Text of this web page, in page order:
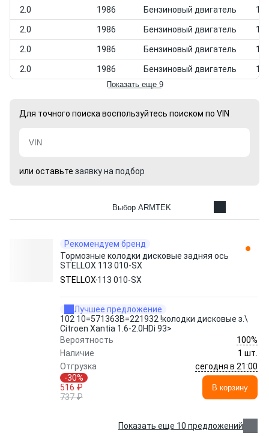
2.0 1986 Бензиновый двигатель
2.0 1986 Бензиновый двигатель
2.0 1986 Бензиновый двигатель
2.0 1986 Бензиновый двигатель
Показать еще 9
Для точного поиска воспользуйтесь поиском по VIN
или оставьте заявку на подбор
Выбор ARMTEK
Рекомендуем бренд
Тормозные колодки дисковые задняя ось
STELLOX 113 010-SX
STELLOX 113 010-SX
Лучшее предложение
102 10=571363B=221932 !колодки дисковые з.\
Citroen Xantia 1.6-2.0HDi 93>
Вероятность
100%
Наличие
1 шт.
Отгрузка
сегодня в 21:00
-30%
516 ₽
737 ₽
В корзину
Показать еще 10 предложений